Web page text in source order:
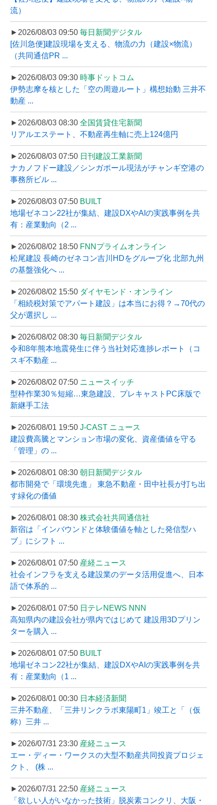
流）
►2026/08/03 09:50 毎日新聞デジタル
[佐川急便]建設現場を支える、物流の力（建設×物流）
（共同通信PR ...
►2026/08/03 09:30 時事ドットコム
伊勢志摩を核とした「空の周遊ルート」構想始動 三井不
動産 ...
►2026/08/03 08:30 全国賃貸住宅新聞
リアルエステート、不動産再生軸に売上124億円
►2026/08/03 07:50 日刊建設工業新聞
ナカノフドー建設／シンガポール現法がチャンギ空港の
事務所ビル ...
►2026/08/03 07:50 BUILT
地場ゼネコン22社が集結、建設DXやAIの実践事例を共
有：産業動向（2 ...
►2026/08/02 18:50 FNNプライムオンライン
松尾建設 長崎のゼネコン吉川HDをグループ化 北部九州
の基盤強化へ ...
►2026/08/02 15:50 ダイヤモンド・オンライン
「相続税対策でアパート建設」は本当にお得？→70代の
父が選択し ...
►2026/08/02 08:30 毎日新聞デジタル
令和8年熊本地震発生に伴う当社対応進捗レポート（コ
スギ不動産 ...
►2026/08/02 07:50 ニュースイッチ
型枠作業30％短縮…東急建設、プレキャストPC床版で
新継手工法
►2026/08/01 19:50 J-CAST ニュース
建設費高騰とマンション市場の変化、資産価値を守る
「管理」の ...
►2026/08/01 08:30 朝日新聞デジタル
都市開発で「環境先進」 東急不動産・田中社長が打ち出
す緑化の価値
►2026/08/01 08:30 株式会社共同通信社
新宿は「インバウンドと体験価値を軸とした発信型ハ
ブ」にシフト ...
►2026/08/01 07:50 産経ニュース
社会インフラを支える建設業のデータ活用促進へ、日本
語で体系的 ...
►2026/08/01 07:50 日テレNEWS NNN
高知県内の建設会社が県内ではじめて 建設用3Dプリン
ターを購入 ...
►2026/08/01 07:50 BUILT
地場ゼネコン22社が集結、建設DXやAIの実践事例を共
有：産業動向（1 ...
►2026/08/01 00:30 日本経済新聞
三井不動産、「三井リンクラボ東陽町1」竣工と「（仮
称）三井 ...
►2026/07/31 23:30 産経ニュース
エー・ディー・ワークスの大型不動産共同投資プロジェ
クト、 (株 ...
►2026/07/31 22:50 産経ニュース
「欲しい人がいなかった技術」脱炭素コンクリ、大阪・